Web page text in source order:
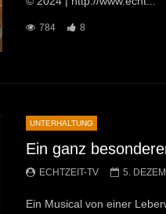
Später Ansehen
784 8
UNTERHALTUNG
Ein ganz
ECHTZEIT-TV 5.
Ein Musical von einer